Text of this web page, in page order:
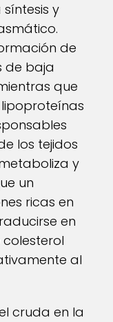
y
de
de baja
que
los tejidos
y
un
ricas en
en
al
cruda en la